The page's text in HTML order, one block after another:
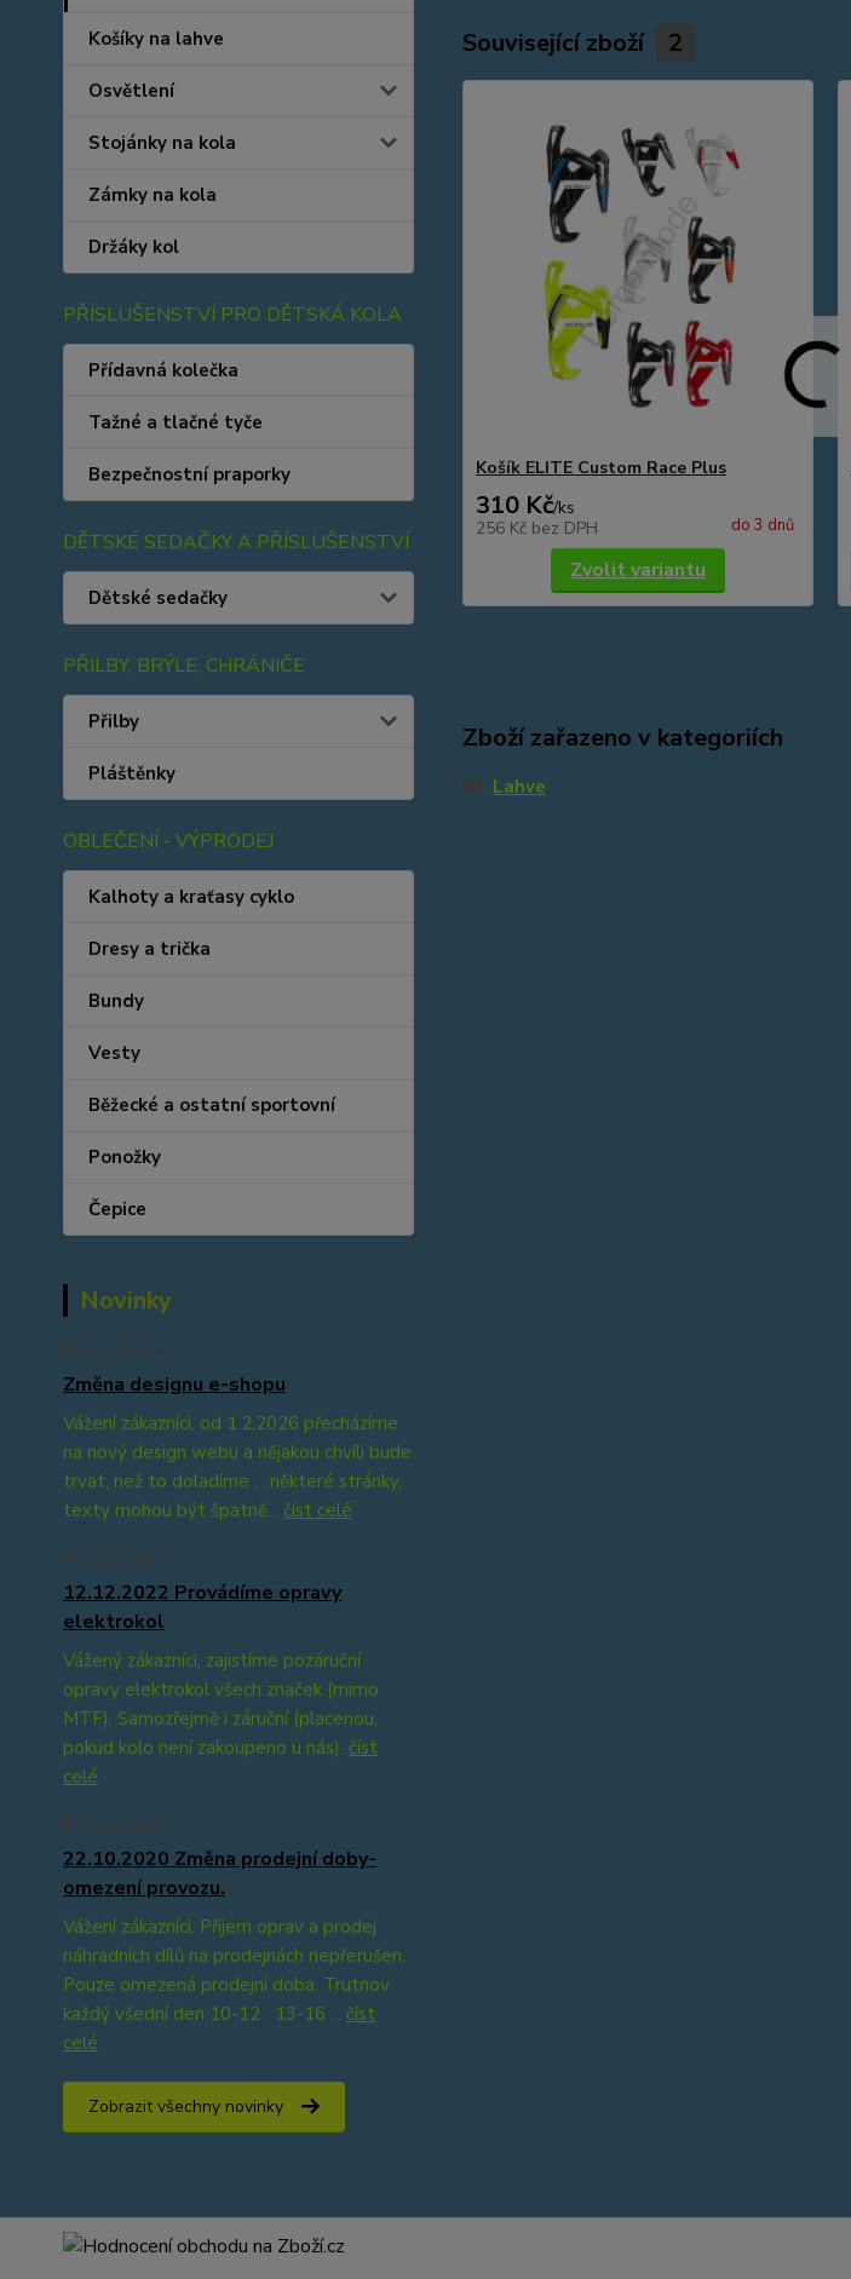
Košíky na lahve
Osvětlení
Stojánky na kola
Zámky na kola
Držáky kol
PŘÍSLUŠENSTVÍ PRO DĚTSKÁ KOLA
Přídavná kolečka
Tažné a tlačné tyče
Bezpečnostní praporky
DĚTSKÉ SEDAČKY A PŘÍSLUŠENSTVÍ
Dětské sedačky
PŘILBY, BRÝLE, CHRÁNIČE
Přilby
Pláštěnky
OBLEČENÍ - VÝPRODEJ
Kalhoty a kraťasy cyklo
Dresy a trička
Bundy
Vesty
Běžecké a ostatní sportovní
Ponožky
Čepice
Novinky
Změna designu e-shopu
Vážení zákazníci, od 1.2.2026 přecházíme
na nový design webu a nějakou chvíli bude
trvat, než to doladíme ... některé stránky,
texty mohou být špatně... číst celé
12.12.2022 Provádíme opravy
elektrokol
Vážený zákazníci, zajistíme pozáruční
opravy elektrokol všech značek (mimo
MTF). Samozřejmě i záruční (placenou,
pokud kolo není zakoupeno u nás). číst
celé
22.10.2020 Změna prodejní doby-
omezení provozu.
Vážení zákazníci. Příjem oprav a prodej
náhradních dílů na prodejnách nepřerušen.
Pouze omezená prodejní doba. Trutnov
každý všední den 10-12 13-16 ... číst
celé
Zobrazit všechny novinky
Související zboží 2
Košík ELITE Custom Race Plus
310 Kč/ks
256 Kč bez DPH do 3 dnů
Zvolit variantu
Zboží zařazeno v kategoriích
Lahve